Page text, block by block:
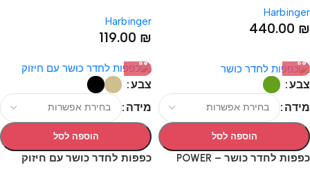
Harbinger
440.00 ₪
Gloves UNISEX
Harbinger
119.00 ₪
צבע
מידה
הוספה לסל
כפפות לחדר כושר – POWER
צבע
מידה
הוספה לסל
כפפות לחדר כושר עם חיזוק